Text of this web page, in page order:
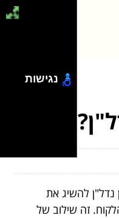
נדל"ן להשיג את
זה שילוב של
נגישות